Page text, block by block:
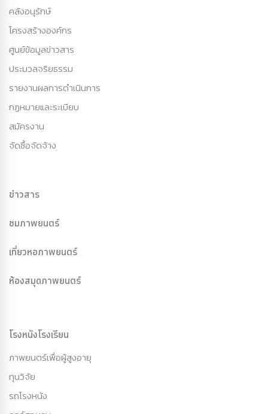
คลังอนุรักษ์
โครงสร้างองค์กร
ศูนย์ข้อมูลข่าวสาร
ประมวลจริยธรรม
รายงานผลการดำเนินการ
กฏหมายและระเบียบ
สมัครงาน
จัดซื้อจัดจ้าง
ข่าวสาร
ชมภาพยนตร์
เที่ยวหอภาพยนตร์
ห้องสมุดภาพยนตร์
โรงหนังโรงเรียน
ภาพยนตร์เพื่อผู้สูงอายุ
ทุนวิจัย
รถโรงหนัง